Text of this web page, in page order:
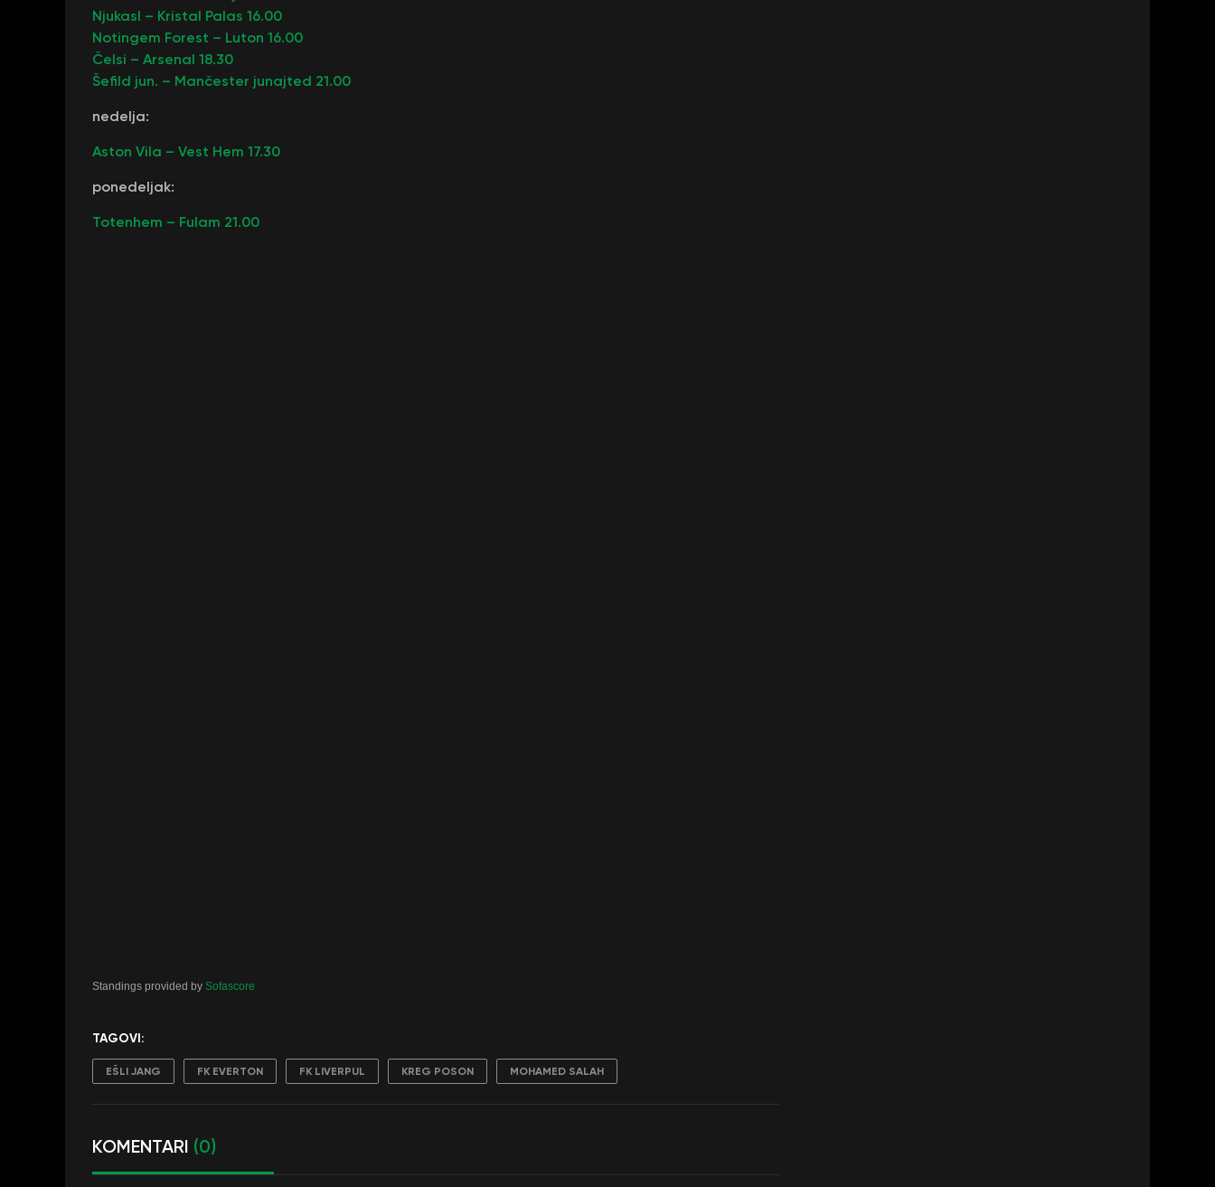
Njukasl – Kristal Palas 16.00
Notingem Forest – Luton 16.00
Čelsi – Arsenal 18.30
Šefild jun. – Mančester junajted 21.00
nedelja:
Aston Vila – Vest Hem 17.30
ponedeljak:
Totenhem – Fulam 21.00
Standings provided by Sofascore
TAGOVI:
EŠLI JANG FK EVERTON FK LIVERPUL KREG POSON MOHAMED SALAH
KOMENTARI (0)